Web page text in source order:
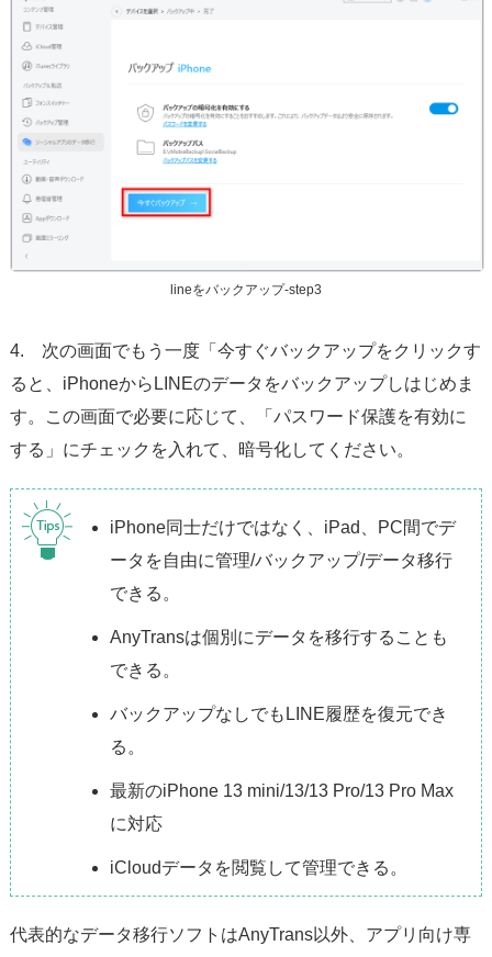
lineをバックアップ-step3
4. 次の画面でもう一度「今すぐバックアップをクリックす
ると、iPhoneからLINEのデータをバックアップしはじめま
す。この画面で必要に応じて、「パスワード保護を有効に
する」にチェックを入れて、暗号化してください。
iPhone同士だけではなく、iPad、PC間でデ
ータを自由に管理/バックアップ/データ移行
できる。
AnyTransは個別にデータを移行することも
できる。
バックアップなしでもLINE履歴を復元でき
る。
最新のiPhone 13 mini/13/13 Pro/13 Pro Max
に対応
iCloudデータを閲覧して管理できる。
代表的なデータ移行ソフトはAnyTrans以外、アプリ向け専